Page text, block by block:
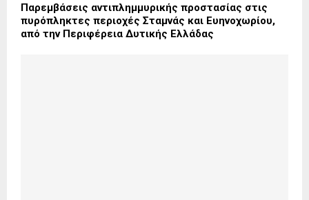
Παρεμβάσεις αντιπλημμυρικής προστασίας στις
πυρόπληκτες περιοχές Σταμνάς και Ευηνοχωρίου,
από την Περιφέρεια Δυτικής Ελλάδας